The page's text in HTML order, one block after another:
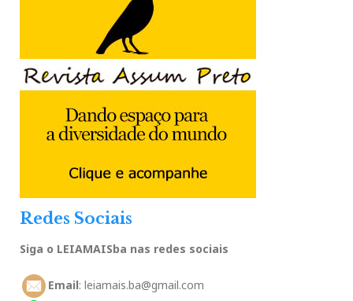
Redes Sociais
Siga o LEIAMAISba nas redes sociais
Email: leiamais.ba@gmail.com